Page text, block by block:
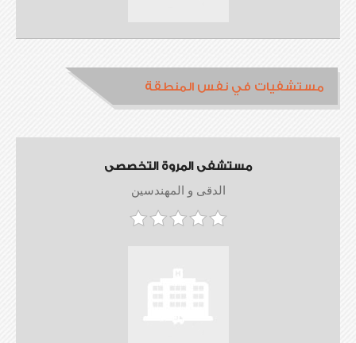
مستشفيات في نفس المنطقة
مستشفى المروة التخصصى
الدقى و المهندسين